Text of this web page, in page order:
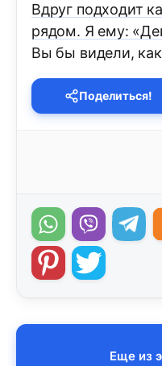
Вдруг подходит
рядом. Я ему:
Вы бы видели,
Поделиться!
Еще из